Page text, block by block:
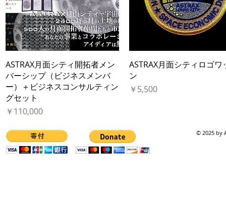
クイックビュー
​ASTRAX月面シティ開拓者メン
バーシップ（ビジネスメンバ
ー）＋ビジネスコンサルティン
グセット
価格
￥110,000
クイックビュー
ASTRAX月面シティロゴワ
ン
価格
￥5,500
© 2025 by